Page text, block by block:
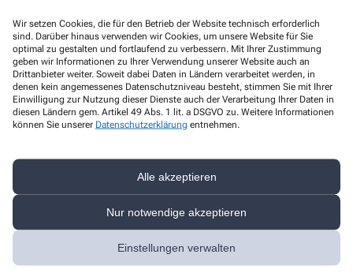
Wir setzen Cookies, die für den Betrieb der Website technisch erforderlich
sind. Darüber hinaus verwenden wir Cookies, um unsere Website für Sie
optimal zu gestalten und fortlaufend zu verbessern. Mit Ihrer Zustimmung
geben wir Informationen zu Ihrer Verwendung unserer Website auch an
Drittanbieter weiter. Soweit dabei Daten in Ländern verarbeitet werden, in
denen kein angemessenes Datenschutzniveau besteht, stimmen Sie mit Ihrer
Einwilligung zur Nutzung dieser Dienste auch der Verarbeitung Ihrer Daten in
diesen Ländern gem. Artikel 49 Abs. 1 lit. a DSGVO zu. Weitere Informationen
können Sie unserer Datenschutzerklärung entnehmen.
Alle akzeptieren
Nur notwendige akzeptieren
Einstellungen verwalten
Wir freuen uns auf Ihre Bewerbung!
Bitte senden Sie Ihre Bewerbungen zu offenen Stellen oder
Initiativbewerbungen aninfo@stadtapotheke-lauchheim.de
Stadt Apotheke